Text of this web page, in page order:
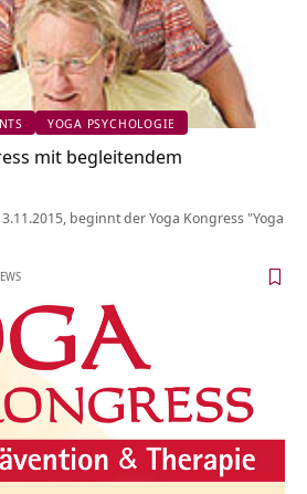
YOGA PSYCHOLOGIE
mit begleitendem
beginnt der Yoga Kongress "Yoga